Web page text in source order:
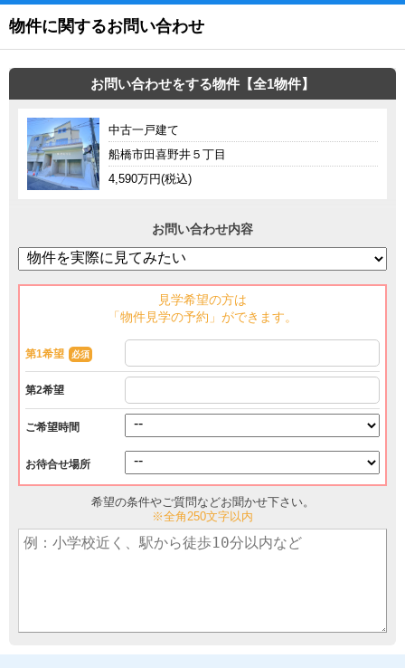
物件に関するお問い合わせ
お問い合わせをする物件【全1物件】
中古一戸建て
船橋市田喜野井５丁目
4,590万円(税込)
お問い合わせ内容
見学希望の方は
「物件見学の予約」ができます。
第1希望 必須
第2希望
ご希望時間
お待合せ場所
希望の条件やご質問などお聞かせ下さい。
※全角250文字以内